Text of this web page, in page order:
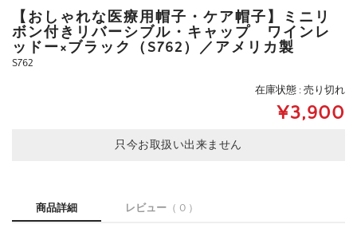
【おしゃれな医療用帽子・ケア帽子】ミニリ
ボン付きリバーシブル・キャップ ワインレ
ッドー×ブラック（S762）／アメリカ製
S762
在庫状態 : 売り切れ
¥3,900
只今お取扱い出来ません
商品詳細 レビュー （ 0 ）